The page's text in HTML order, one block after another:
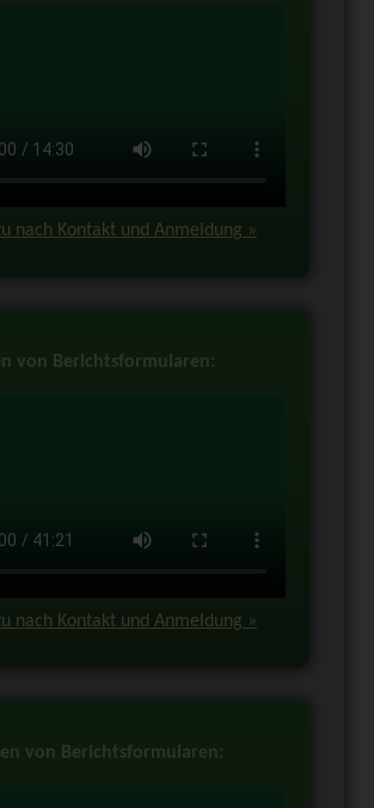
nach Kontakt und Anmeldung »
von Berichtsformularen:
nach Kontakt und Anmeldung »
von Berichtsformularen: